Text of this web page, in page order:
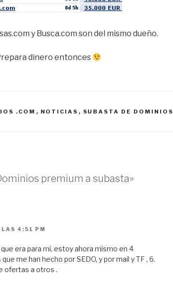
y Busca.com son del mismo dueño.
dinero entonces
.COM , NOTICIAS , SUBASTA DE DOMINIOS
premium a subasta»
LAS 4:51 PM
era para mi, estoy ahora mismo en 4
me han hecho por SEDO, y por mail y TF , 6.
ofertas a otros .